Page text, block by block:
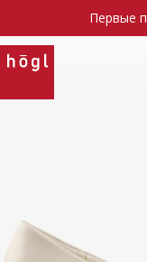
Первые